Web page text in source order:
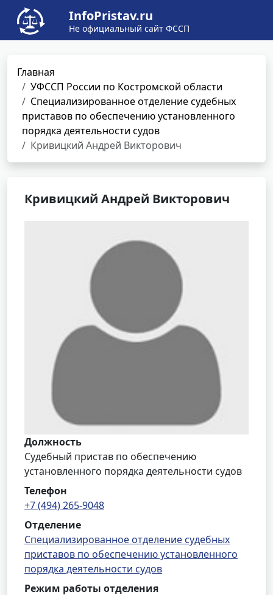
InfoPristav.ru
Не официальный сайт ФССП
Главная
УФССП России по Костромской области
Специализированное отделение судебных
приставов по обеспечению установленного
порядка деятельности судов
Кривицкий Андрей Викторович
Кривицкий Андрей Викторович
Должность
Судебный пристав по обеспечению
установленного порядка деятельности судов
Телефон
+7 (494) 265-9048
Отделение
Специализированное отделение судебных
приставов по обеспечению установленного
порядка деятельности судов
Режим работы отделения